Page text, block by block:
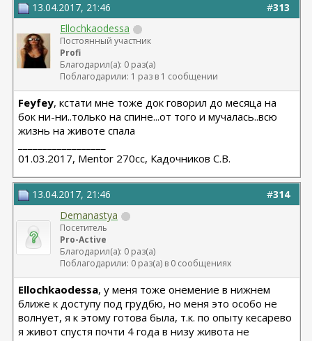
#313
13.04.2017, 21:46
Ellochkaodessa
Постоянный участник
Profi
Благодарил(а): 0 раз(а)
Поблагодарили: 1 раз в 1 сообщении
Feyfey, кстати мне тоже док говорил до месяца на
бок ни-ни..только на спине...от того и мучалась..всю
жизнь на животе спала
01.03.2017, Mentor 270cc, Кадочников С.В.
#314
13.04.2017, 21:46
Demanastya
Посетитель
Pro-Active
Благодарил(а): 0 раз(а)
Поблагодарили: 0 раз(а) в 0 сообщениях
Ellochkaodessa, у меня тоже онемение в нижнем
ближе к доступу под грудбю, но меня это особо не
волнует, я к этому готова была, т.к. по опыту кесарево
я живот спустя почти 4 года в низу живота не